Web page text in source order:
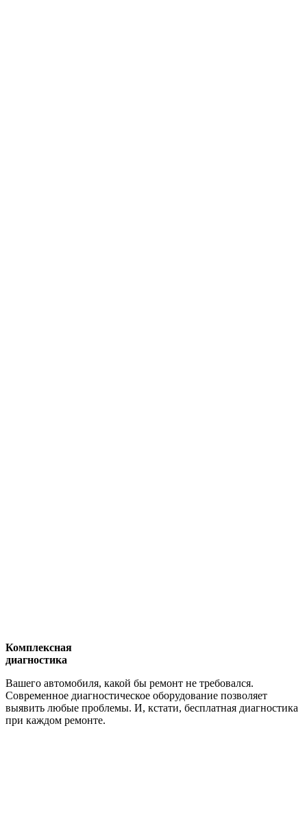
Комплексная
диагностика
Вашего автомобиля, какой бы ремонт не требовался.
Современное диагностическое оборудование позволяет
выявить любые проблемы. И, кстати, бесплатная диагностика
при каждом ремонте.